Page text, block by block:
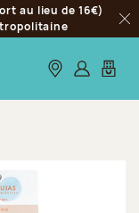
au lieu de 16€)
Nos boutiques
S’identifier
Mon